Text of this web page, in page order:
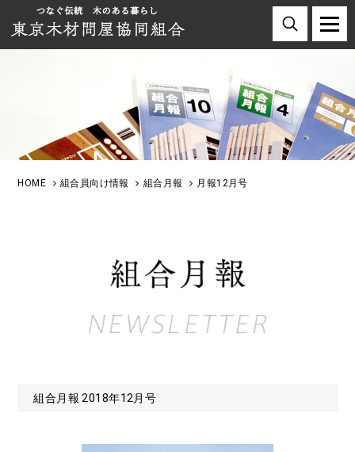
HOME 組合員向け情報 組合月報 月報12月号
組合月報 2018年12月号